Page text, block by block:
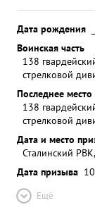
Дата рождения
Воинская часть
138
стрелковой
Последнее
138
стрелковой
Дата и место
Сталинский
Дата призыва
Ещё